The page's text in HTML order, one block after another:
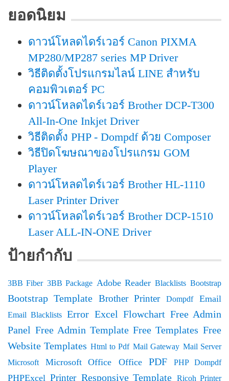
ยอดนิยม
ดาวน์โหลดไดร์เวอร์ Canon PIXMA
MP280/MP287 series MP Driver
วิธีติดตั้งโปรแกรมไลน์ LINE สำหรับ
คอมพิวเตอร์ PC
ดาวน์โหลดไดร์เวอร์ Brother DCP-T300
All-In-One Inkjet Driver
วิธีติดตั้ง PHP - Dompdf ด้วย Composer
วิธีปิดโฆษณาของโปรแกรม GOM
Player
ดาวน์โหลดไดร์เวอร์ Brother HL-1110
Laser Printer Driver
ดาวน์โหลดไดร์เวอร์ Brother DCP-1510
Laser ALL-IN-ONE Driver
ป้ายกำกับ
3BB Fiber 3BB Package Adobe Reader Blacklists Bootstrap
Bootstrap Template Brother Printer Dompdf Email
Email Blacklists Error Excel Flowchart Free Admin
Panel Free Admin Template Free Templates Free
Website Templates Html to Pdf Mail Gateway Mail Server
Microsoft
Microsoft Office Office PDF PHP Dompdf
PHPExcel Printer Responsive Template Ricoh Printer